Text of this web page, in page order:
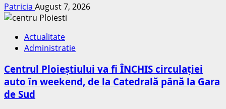
Patricia August 7, 2026
Actualitate
Administratie
Centrul Ploieștiului va fi ÎNCHIS circulației
auto în weekend, de la Catedrală până la Gara
de Sud